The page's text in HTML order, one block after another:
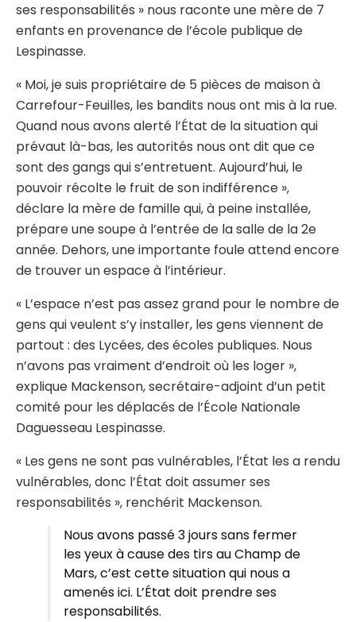
ses responsabilités » nous raconte une mère de 7
enfants en provenance de l’école publique de
Lespinasse.
« Moi, je suis propriétaire de 5 pièces de maison à
Carrefour-Feuilles, les bandits nous ont mis à la rue.
Quand nous avons alerté l’État de la situation qui
prévaut là-bas, les autorités nous ont dit que ce
sont des gangs qui s’entretuent. Aujourd’hui, le
pouvoir récolte le fruit de son indifférence »,
déclare la mère de famille qui, à peine installée,
prépare une soupe à l’entrée de la salle de la 2e
année. Dehors, une importante foule attend encore
de trouver un espace à l’intérieur.
« L’espace n’est pas assez grand pour le nombre de
gens qui veulent s’y installer, les gens viennent de
partout : des Lycées, des écoles publiques. Nous
n’avons pas vraiment d’endroit où les loger »,
explique Mackenson, secrétaire-adjoint d’un petit
comité pour les déplacés de l’École Nationale
Daguesseau Lespinasse.
« Les gens ne sont pas vulnérables, l’État les a rendu
vulnérables, donc l’État doit assumer ses
responsabilités », renchérit Mackenson.
Nous avons passé 3 jours sans fermer
les yeux à cause des tirs au Champ de
Mars, c’est cette situation qui nous a
amenés ici. L’État doit prendre ses
responsabilités.